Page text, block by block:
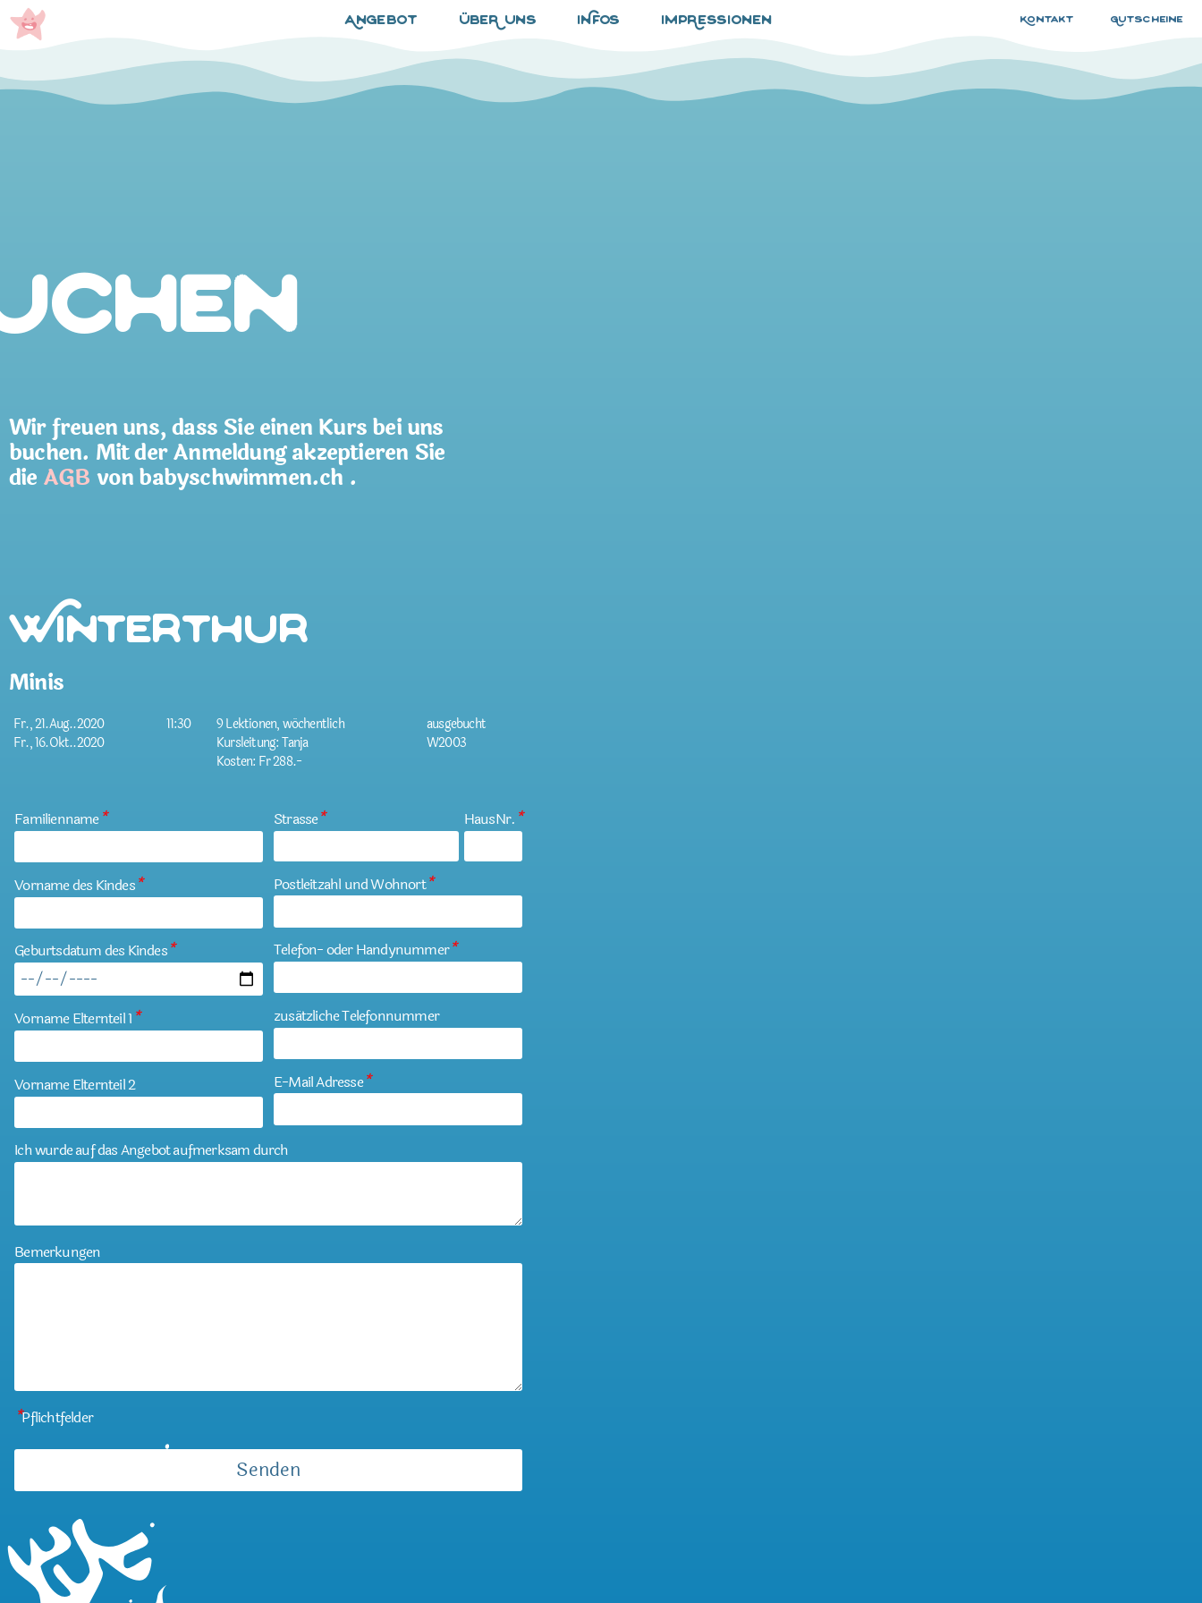
Angebot übeR uns iNfos impRessionen Kontakt Gutscheine
Wir freuen uns, dass Sie einen Kurs bei uns
buchen. Mit der Anmeldung akzeptieren Sie
die AGB von babyschwimmen.ch .
Winterthur
Minis
Fr., 21.Aug..2020
Fr., 16.Okt..2020
11:30
9 Lektionen, wöchentlich
Kursleitung: Tanja
Kosten: Fr 288.-
ausgebucht
W2003
Familienname*
Vorname des Kindes*
Geburtsdatum des Kindes*
Vorname Elternteil 1 *
Vorname Elternteil 2
Strasse* HausNr. *
Postleitzahl und Wohnort*
Telefon- oder Handynummer*
zusätzliche Telefonnummer
E-Mail Adresse*
Ich wurde auf das Angebot aufmerksam durch
Bemerkungen
*Pflichtfelder